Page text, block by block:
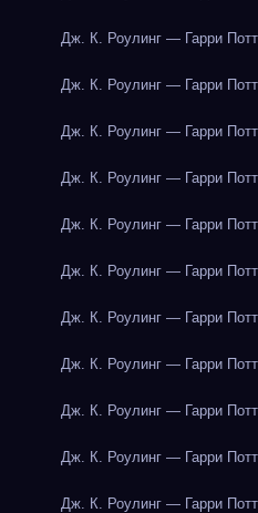
Дж. К. Роулинг — Гарри
Дж. К. Роулинг — Гарри
Дж. К. Роулинг — Гарри
Дж. К. Роулинг — Гарри
Дж. К. Роулинг — Гарри
Дж. К. Роулинг — Гарри
Дж. К. Роулинг — Гарри
Дж. К. Роулинг — Гарри
Дж. К. Роулинг — Гарри
Дж. К. Роулинг — Гарри
Дж. К. Роулинг — Гарри